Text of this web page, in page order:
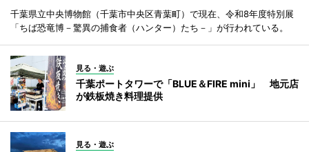
千葉県立中央博物館（千葉市中央区青葉町）で現在、令和8年度特別展
「ちば恐竜博－驚異の捕食者（ハンター）たち－」が行われている。
見る・遊ぶ
千葉ポートタワーで「BLUE＆FIRE mini」 地元店
が鉄板焼き料理提供
見る・遊ぶ